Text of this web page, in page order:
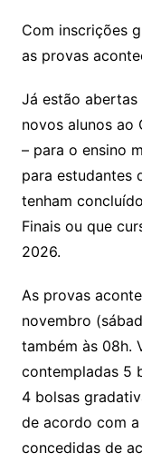
Com inscrições
as provas
Já estão abertas
novos alunos ao
– para o ensino
para estudantes
tenham
Finais ou que
2026.
As provas
novembro
também às 08h.
contempladas 5
4 bolsas
de acordo com
concedidas de